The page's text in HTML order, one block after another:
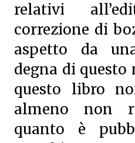
relativi
correzione di
aspetto da
degna di questo
questo libro
almeno non
quanto è